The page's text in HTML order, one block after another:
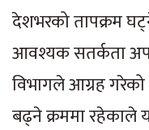
देशभरको तापक्रम
आवश्यक सतर्कता
विभागले आग्रह
बढ्ने क्रममा रहेकाले